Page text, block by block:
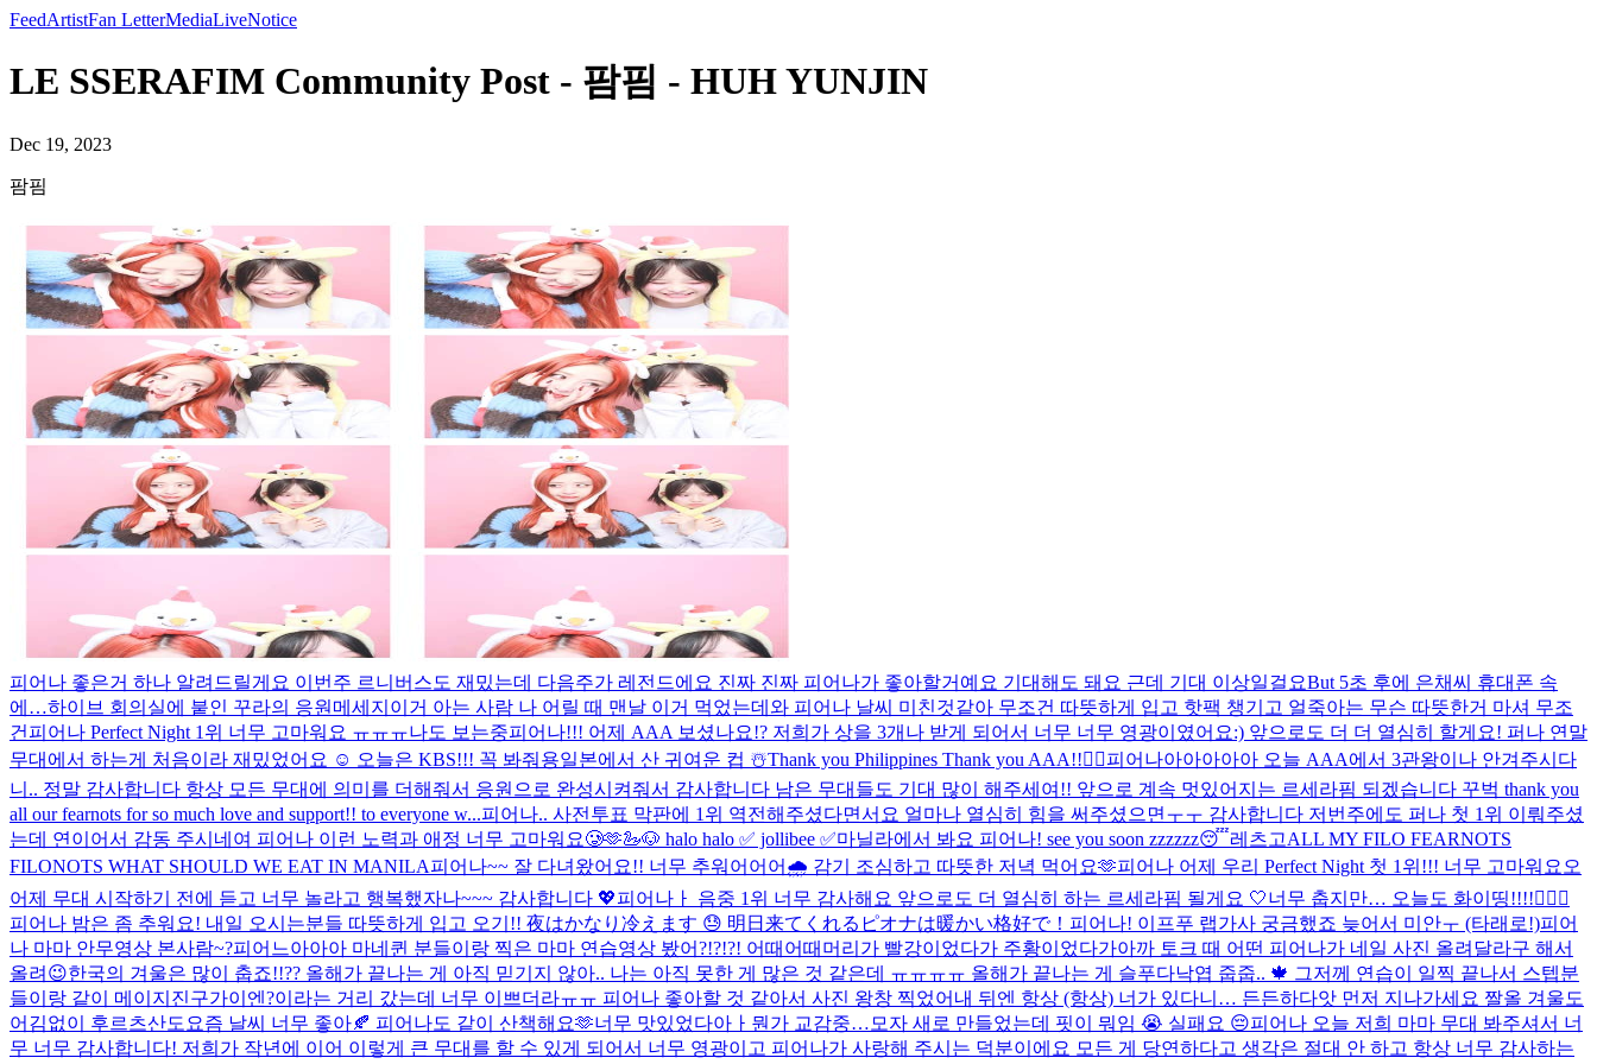
FeedArtistFan LetterMediaLiveNotice
LE SSERAFIM Community Post - 팜핌 - HUH YUNJIN
Dec 19, 2023
팜핌
피어나 좋은거 하나 알려드릴게요 이번주 르니버스도 재밌는데 다음주가 레전드에요 진짜 진짜 피어나가 좋아할거예요 기대해도 돼요 근데 기대 이상일걸요But 5초 후에 은채씨 휴대폰 속
에…하이브 회의실에 붙인 꾸라의 응원메세지 이거 아는 사람 나 어릴 때 맨날 이거 먹었는데 와 피어나 날씨 미친것같아 무조건 따뜻하게 입고 핫팩 챙기고 얼죽아는 무슨 따뜻한거 마셔 무조
건 피어나 Perfect Night 1위 너무 고마워요 ㅠㅠㅠ나도 보는중피어나!!! 어제 AAA 보셨나요!? 저희가 상을 3개나 받게 되어서 너무 너무 영광이였어요:) 앞으로도 더 더 열심히 할게요! 퍼나 연말
무대에서 하는게 처음이라 재밌었어요 ☺️ 오늘은 KBS!!! 꼭 봐줘용일본에서 산 귀여운 컵 ☃️Thank you Philippines Thank you AAA!!❤️‍🔥피어나아아아아아 오늘 AAA에서 3관왕이나 안겨주시다
니.. 정말 감사합니다 항상 모든 무대에 의미를 더해줘서 응원으로 완성시켜줘서 감사합니다 남은 무대들도 기대 많이 해주세여!! 앞으로 계속 멋있어지는 르세라핌 되겠습니다 꾸벅 thank you
all our fearnots for so much love and support!! to everyone w...피어나.. 사전투표 막판에 1위 역전해주셨다면서요 얼마나 열심히 힘을 써주셨으면ㅜㅜ 감사합니다 저번주에도 퍼나 첫 1위 이뤄주셨
는데 연이어서 감동 주시네여 피어나 이런 노력과 애정 너무 고마워요🥲🫶🦢🐶 halo halo ✅ jollibee ✅마닐라에서 봐요 피어나! see you soon zzzzzz😴레츠고ALL MY FILO FEARNOTS
FILONOTS WHAT SHOULD WE EAT IN MANILA피어나~~ 잘 다녀왔어요!! 너무 추워어어어🌧️ 감기 조심하고 따뜻한 저녁 먹어요🫶피어나 어제 우리 Perfect Night 첫 1위!!! 너무 고마워요오
어제 무대 시작하기 전에 듣고 너무 놀라고 행복했자나~~~ 감사합니다 💖​피어나ㅏ 음중 1위 너무 감사해요 앞으로도 더 열심히 하는 르세라핌 될게요 🤍너무 춥지만… 오늘도 화이띵!!!!❤️‍🔥💪
피어나 밤은 좀 추워요! 내일 오시는분들 따뜻하게 입고 오기!! 夜はかなり冷えます 😓 明日来てくれるピオナは暖かい格好で！ 피어나! 이프푸 랩가사 궁금했죠 늦어서 미안ㅜ (타래로!)피어
나 마마 안무영상 본사람~?피어느아아아 마네퀸 분들이랑 찍은 마마 연습영상 봤어?!?!?! 어때어때 머리가 빨강이었다가 주황이었다가아까 토크 때 어떤 피어나가 네일 사진 올려달라구 해서
올려😉한국의 겨울은 많이 춥죠!!?? 올해가 끝나는 게 아직 믿기지 않아.. 나는 아직 못한 게 많은 것 같은데 ㅠㅠㅠㅠ 올해가 끝나는 게 슬푸다낙엽 줍줍.. 🍁​ 그저께 연습이 일찍 끝나서 스텝분
들이랑 같이 메이지진구가이엔?이라는 거리 갔는데 너무 이쁘더라ㅠㅠ 피어나 좋아할 것 같아서 사진 왕창 찍었어 내 뒤엔 항상 (항상) 너가 있다니… 든든하다앗 먼저 지나가세요 짤올 겨울도
어김없이 후르츠산도 요즘 날씨 너무 좋아🍂 피어나도 같이 산책해요🫶너무 맛있었다아ㅏ 뭔가 교감중… 모자 새로 만들었는데 핏이 뭐임 😭 실패요 😔피어나 오늘 저희 마마 무대 봐주셔서 너
무 너무 감사합니다! 저희가 작년에 이어 이렇게 큰 무대를 할 수 있게 되어서 너무 영광이고 피어나가 사랑해 주시는 덕분이에요 모든 게 당연하다고 생각은 절대 안 하고 항상 너무 감사하는